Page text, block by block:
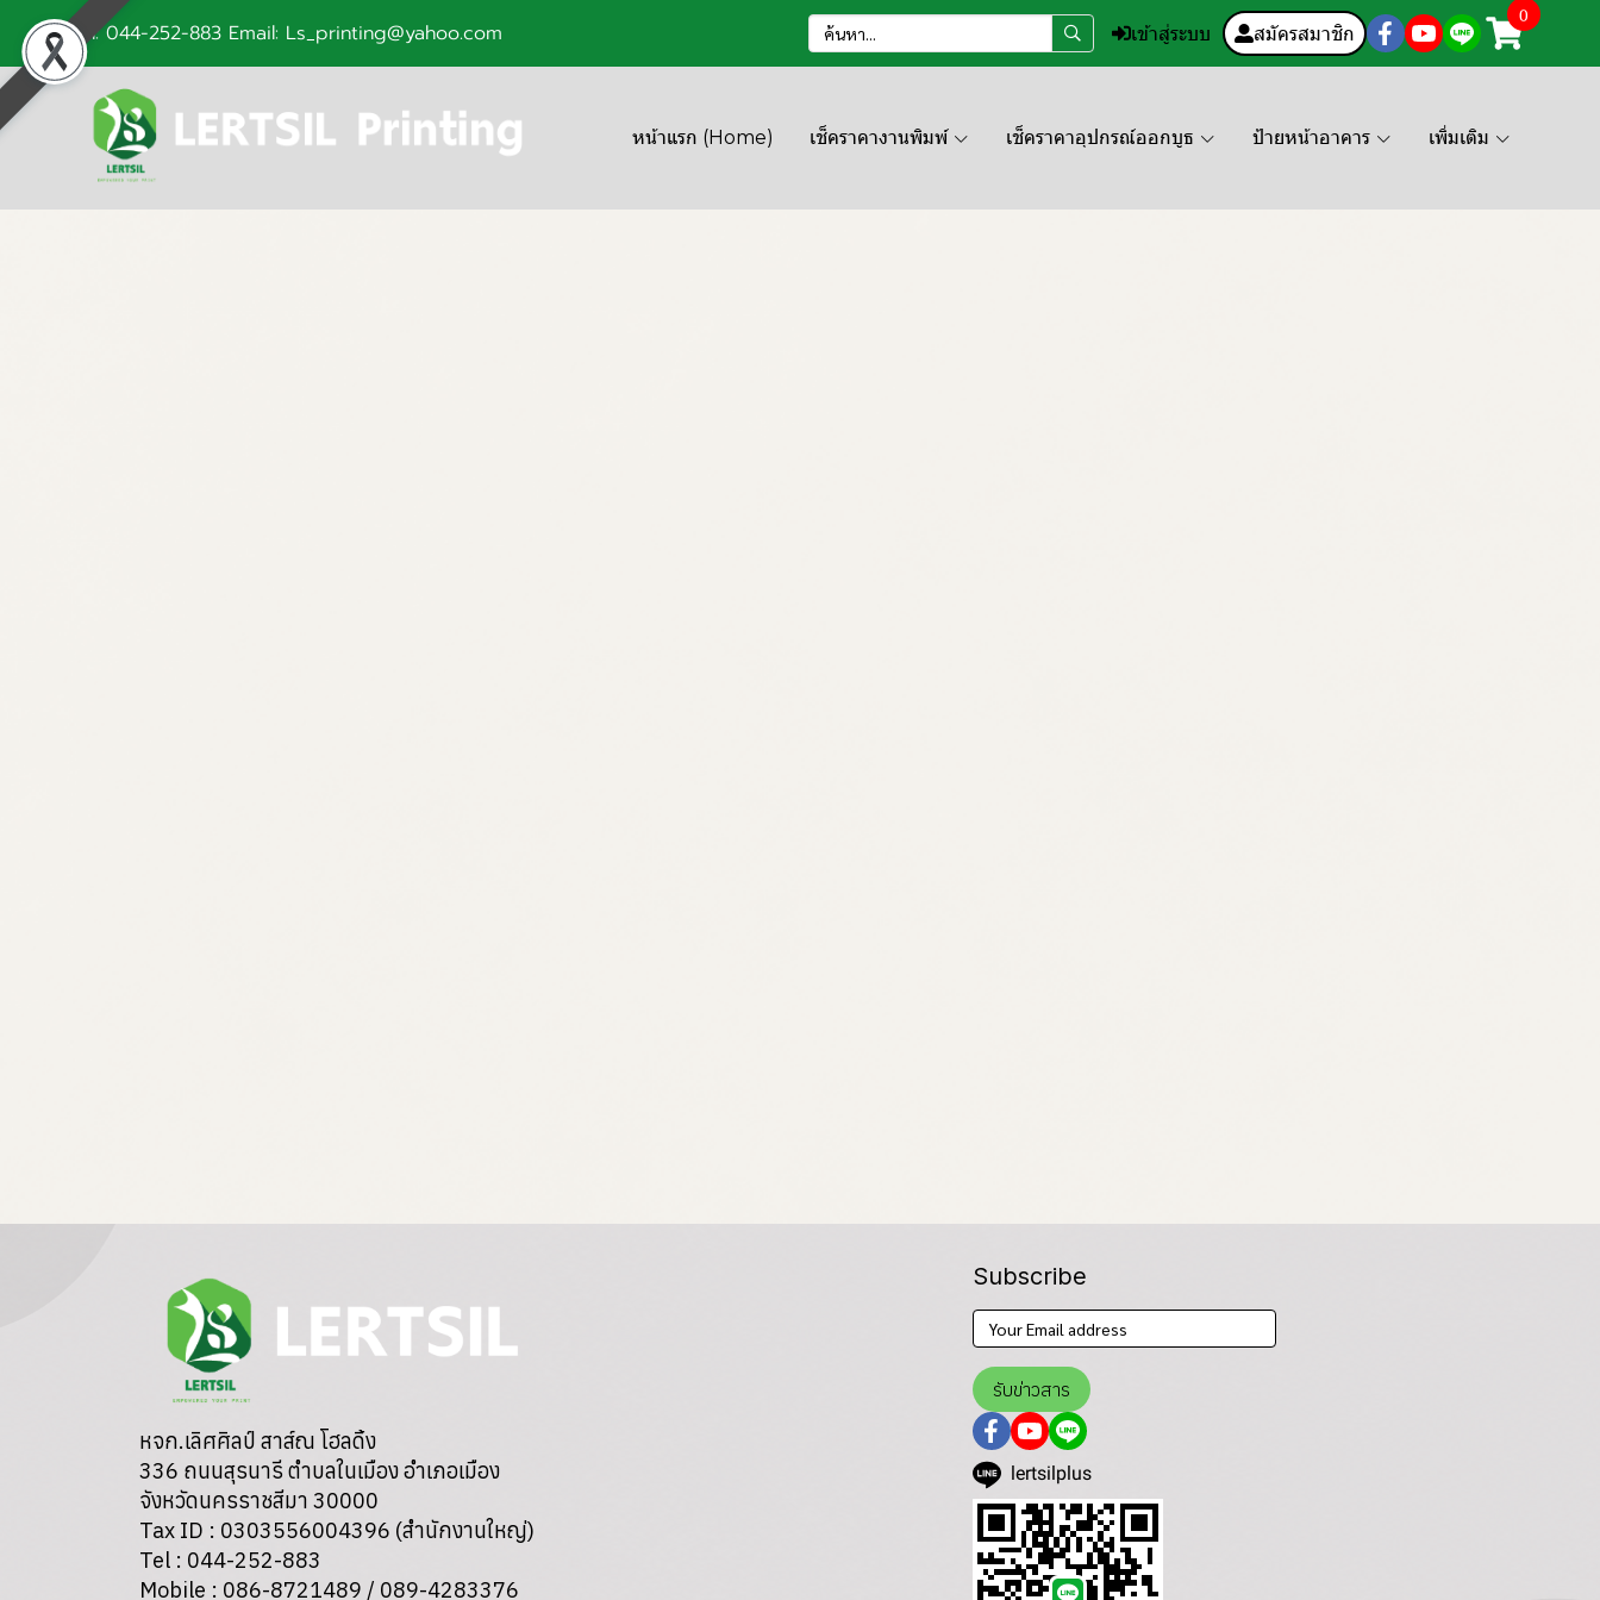
Tel: 044-252-883 Email: Ls_printing@yahoo.com เข้าสู่ระบบ สมัครสมาชิก
0
หน้าแรก (Home) เช็คราคางานพิมพ์ เช็คราคาอุปกรณ์ออกบูธ ป้ายหน้าอาคาร เพิ่มเติม
หจก.เลิศศิลป์ สาส์ณ โฮลดิ้ง
336 ถนนสุรนารี ตำบลในเมือง อำเภอเมือง
จังหวัดนครราชสีมา 30000
Tax ID : 0303556004396 (สำนักงานใหญ่)
Tel : 044-252-883
Mobile : 086-8721489 / 089-4283376
Subscribe
รับข่าวสาร
lertsilplus